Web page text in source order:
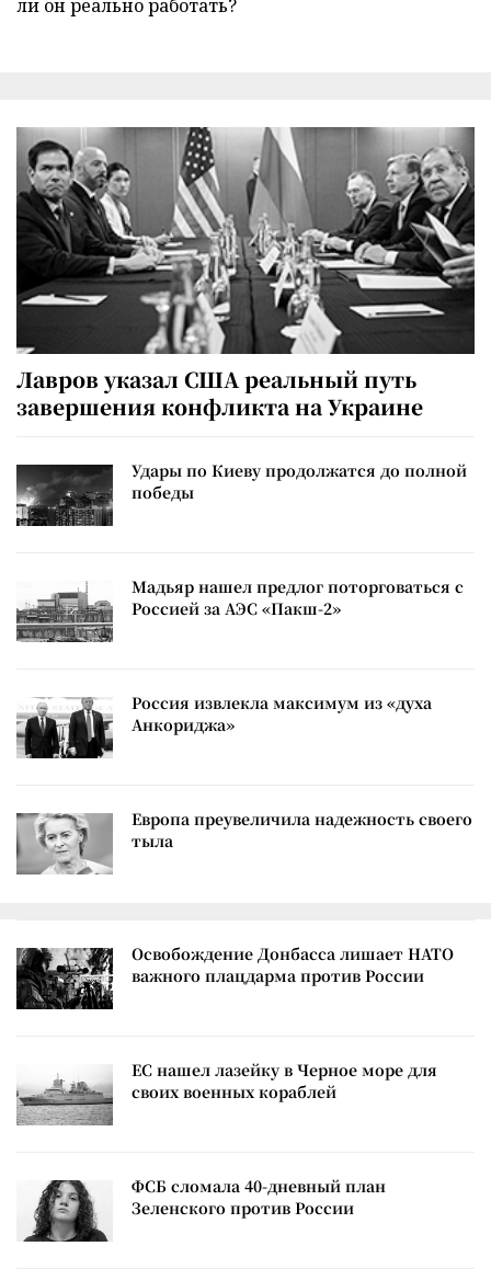
ли он реально работать?
Лавров указал США реальный путь
завершения конфликта на Украине
Удары по Киеву продолжатся до полной
победы
Мадьяр нашел предлог поторговаться с
Россией за АЭС «Пакш-2»
Россия извлекла максимум из «духа
Анкориджа»
Европа преувеличила надежность своего
тыла
Освобождение Донбасса лишает НАТО
важного плацдарма против России
ЕС нашел лазейку в Черное море для
своих военных кораблей
ФСБ сломала 40-дневный план
Зеленского против России